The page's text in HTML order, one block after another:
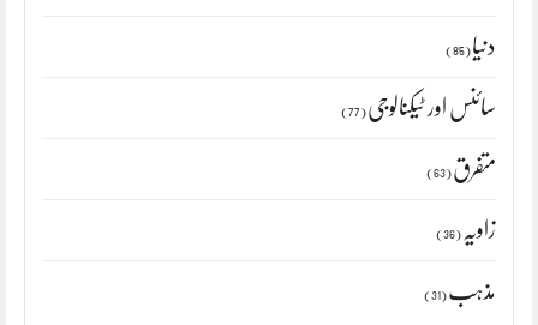
دنیا (85)
سائنس اور ٹیکنالوجی (77)
متفرق (63)
زاویہ (36)
مذہب (31)